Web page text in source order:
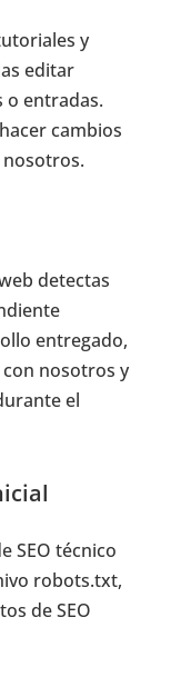
y
editar
o entradas.
cambios
detectas
entregado,
nosotros y
el
SEO técnico
robots.txt,
de SEO